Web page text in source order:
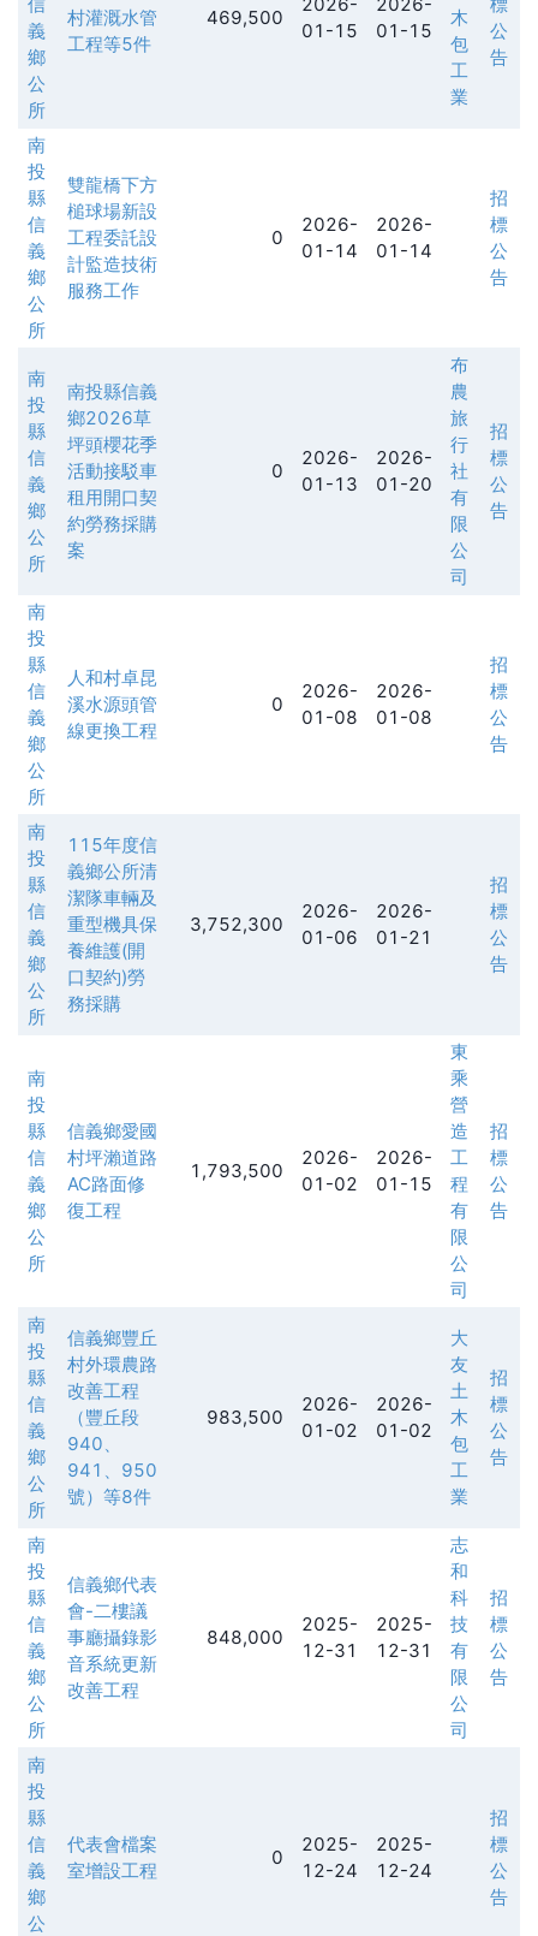
義
鄉
公
所
村灌溉水管
工程等5件
469,500
01-15
01-15
木
包
工
業
公
告
南
投
縣
信
義
鄉
公
所
雙龍橋下方
槌球場新設
工程委託設
計監造技術
服務工作
0
2026-
01-14
2026-
01-14
招
標
公
告
南
投
縣
信
義
鄉
公
所
南投縣信義
鄉2026草
坪頭櫻花季
活動接駁車
租用開口契
約勞務採購
案
0
2026-
01-13
2026-
01-20
布
農
旅
行
社
有
限
公
司
招
標
公
告
南
投
縣
信
義
鄉
公
所
人和村卓昆
溪水源頭管
線更換工程
0
2026-
01-08
2026-
01-08
招
標
公
告
南
投
縣
信
義
鄉
公
所
115年度信
義鄉公所清
潔隊車輛及
重型機具保
養維護(開
口契約)勞
務採購
3,752,300
2026-
01-06
2026-
01-21
招
標
公
告
南
投
縣
信
義
鄉
公
所
信義鄉愛國
村坪瀨道路
AC路面修
復工程
1,793,500
2026-
01-02
2026-
01-15
東
乘
營
造
工
程
有
限
公
司
招
標
公
告
南
投
縣
信
義
鄉
公
所
信義鄉豐丘
村外環農路
改善工程
（豐丘段
940、
941、950
號）等8件
983,500
2026-
01-02
2026-
01-02
大
友
土
木
包
工
業
招
標
公
告
南
投
縣
信
義
鄉
公
所
信義鄉代表
會-二樓議
事廳攝錄影
音系統更新
改善工程
848,000
2025-
12-31
2025-
12-31
志
和
科
技
有
限
公
司
招
標
公
告
南
投
縣
信
義
鄉
公
代表會檔案
室增設工程
0
2025-
12-24
2025-
12-24
招
標
公
告